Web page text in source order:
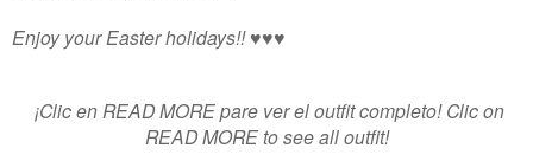
Enjoy your Easter holidays!!♥♥♥
¡Clic en READ MORE pare ver el outfit completo! Clic on
READ MORE to see all outfit!